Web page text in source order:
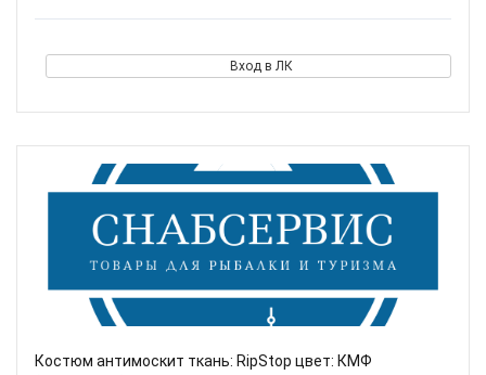
Вход в ЛК
Костюм антимоскит ткань: RipStop цвет: КМФ